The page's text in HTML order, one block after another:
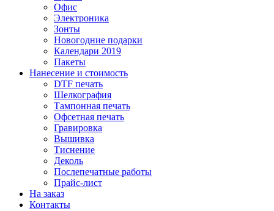
Офис
Электроника
Зонты
Новогодние подарки
Календари 2019
Пакеты
Нанесение и стоимость
DTF печать
Шелкография
Тампонная печать
Офсетная печать
Гравировка
Вышивка
Тиснение
Деколь
Послепечатные работы
Прайс-лист
На заказ
Контакты